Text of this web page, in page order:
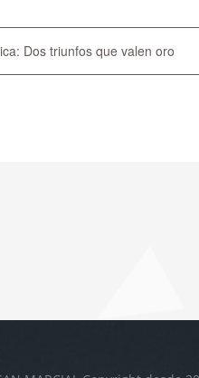
Dos triunfos que valen oro